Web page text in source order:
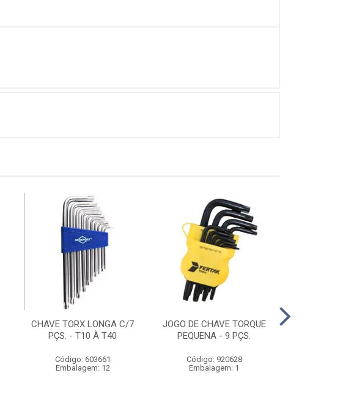
CHAVE TORX LONGA C/7
PÇS. - T10 À T40
Código: 603661
Embalagem: 12
JOGO DE CHAVE TORQUE
PEQUENA - 9 PÇS.
Código: 920628
Embalagem: 1